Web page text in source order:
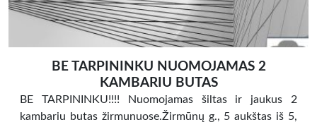
BE TARPININKU NUOMOJAMAS 2
KAMBARIU BUTAS
BE TARPININKU!!!! Nuomojamas šiltas ir jaukus 2
kambariu butas žirmunuose.Žirmūnų g., 5 aukštas iš 5,